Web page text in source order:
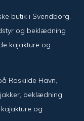
butik i Svendborg,
og beklædning
kajakture og
Roskilde Havn,
beklædning
og